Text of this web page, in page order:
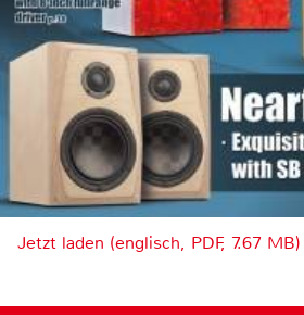
Jetzt laden (englisch, PDF, 7.67 MB)